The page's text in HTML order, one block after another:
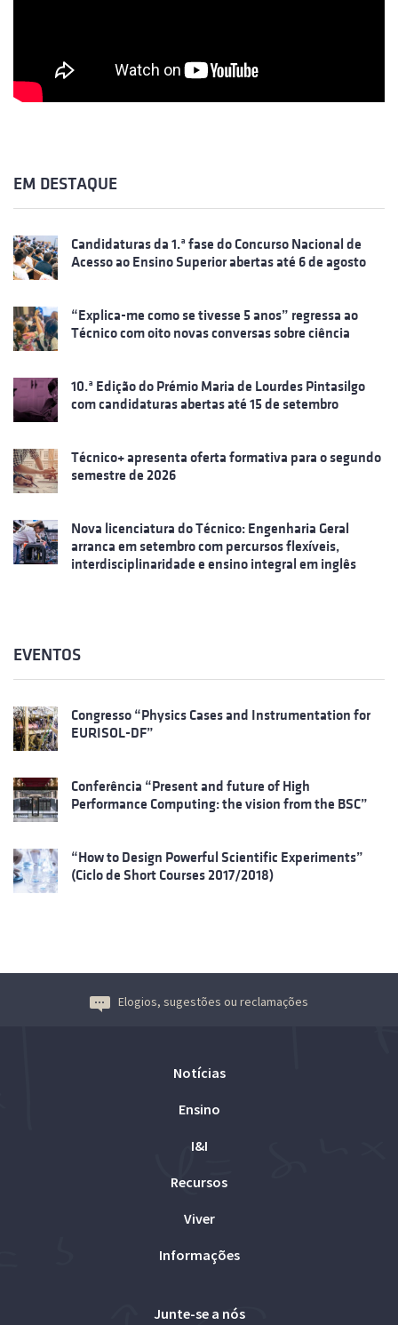
EM DESTAQUE
Candidaturas da 1.ª fase do Concurso Nacional de
Acesso ao Ensino Superior abertas até 6 de agosto
“Explica-me como se tivesse 5 anos” regressa ao
Técnico com oito novas conversas sobre ciência
10.ª Edição do Prémio Maria de Lourdes Pintasilgo
com candidaturas abertas até 15 de setembro
Técnico+ apresenta oferta formativa para o segundo
semestre de 2026
Nova licenciatura do Técnico: Engenharia Geral
arranca em setembro com percursos flexíveis,
interdisciplinaridade e ensino integral em inglês
EVENTOS
Congresso “Physics Cases and Instrumentation for
EURISOL-DF”
Conferência “Present and future of High
Performance Computing: the vision from the BSC”
“How to Design Powerful Scientific Experiments”
(Ciclo de Short Courses 2017/2018)
Elogios, sugestões ou reclamações
Notícias
Ensino
I&I
Recursos
Viver
Informações
Junte-se a nós